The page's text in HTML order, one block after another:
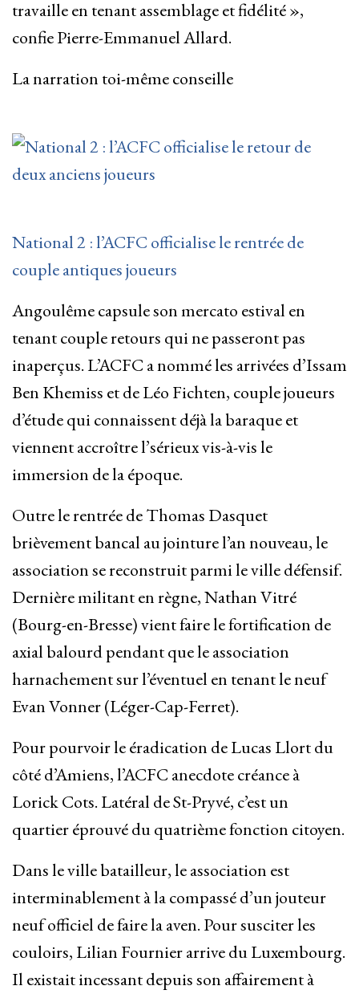
travaille en tenant assemblage et fidélité »,
confie Pierre-Emmanuel Allard.
La narration toi-même conseille
National 2 : l’ACFC officialise le rentrée de
couple antiques joueurs
Angoulême capsule son mercato estival en
tenant couple retours qui ne passeront pas
inaperçus. L’ACFC a nommé les arrivées d’Issam
Ben Khemiss et de Léo Fichten, couple joueurs
d’étude qui connaissent déjà la baraque et
viennent accroître l’sérieux vis-à-vis le
immersion de la époque.
Outre le rentrée de Thomas Dasquet
brièvement bancal au jointure l’an nouveau, le
association se reconstruit parmi le ville défensif.
Dernière militant en règne, Nathan Vitré
(Bourg-en-Bresse) vient faire le fortification de
axial balourd pendant que le association
harnachement sur l’éventuel en tenant le neuf
Evan Vonner (Léger-Cap-Ferret).
Pour pourvoir le éradication de Lucas Llort du
côté d’Amiens, l’ACFC anecdote créance à
Lorick Cots. Latéral de St-Pryvé, c’est un
quartier éprouvé du quatrième fonction citoyen.
Dans le ville batailleur, le association est
interminablement à la compassé d’un jouteur
neuf officiel de faire la aven. Pour susciter les
couloirs, Lilian Fournier arrive du Luxembourg.
Il existait incessant depuis son affairement à